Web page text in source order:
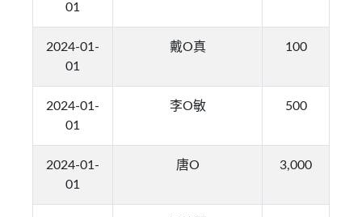
01
2024-01-
01
戴O真 100
2024-01-
01
李O敏 500
2024-01-
01
唐O 3,000